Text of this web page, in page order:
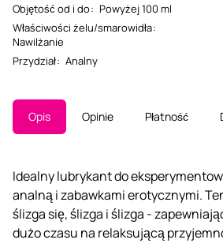
Objętość od i do: Powyżej 100 ml
Właściwości żelu/smarowidła:
Nawilżanie
Przydział: Analny
Opis Opinie Płatność
Idealny lubrykant do
analną i zabawkami erotycznymi.
ślizga się, ślizga i ślizga -
dużo czasu na relaksującą